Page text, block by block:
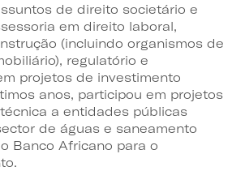
de direito societário e
em direito laboral,
(incluindo organismos de
regulatório e
projetos de investimento
anos, participou em projetos
a entidades públicas
de águas e saneamento
Banco Africano para o